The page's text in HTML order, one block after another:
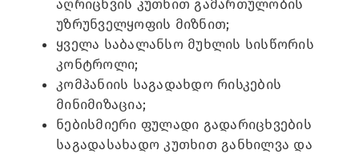
აღრიცხვის კუთხით გამართულობის
უზრუნველყოფის მიზნით;
ყველა საბალანსო მუხლის სისწორის
კონტროლი;
კომპანიის საგადახდო რისკების
მინიმიზაცია;
ნებისმიერი ფულადი გადარიცხვების
საგადასახადო კუთხით განხილვა და